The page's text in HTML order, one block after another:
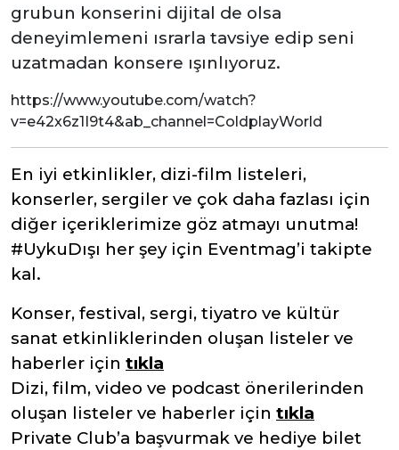
grubun konserini dijital de olsa
deneyimlemeni ısrarla tavsiye edip seni
uzatmadan konsere ışınlıyoruz.
https://www.youtube.com/watch?
v=e42x6z1I9t4&ab_channel=ColdplayWorld
En iyi etkinlikler, dizi-film listeleri,
konserler, sergiler ve çok daha fazlası için
diğer içeriklerimize göz atmayı unutma!
#UykuDışı her şey için Eventmag’i takipte
kal.
Konser, festival, sergi, tiyatro ve kültür
sanat etkinliklerinden oluşan listeler ve
haberler için tıkla
Dizi, film, video ve podcast önerilerinden
oluşan listeler ve haberler için tıkla
Private Club’a başvurmak ve hediye bilet